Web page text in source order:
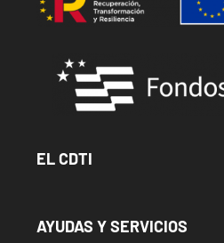
Image
Menu Footer Cdti
EL CDTI
Menu Footer Ayudas y Servicios
AYUDAS Y SERVICIOS